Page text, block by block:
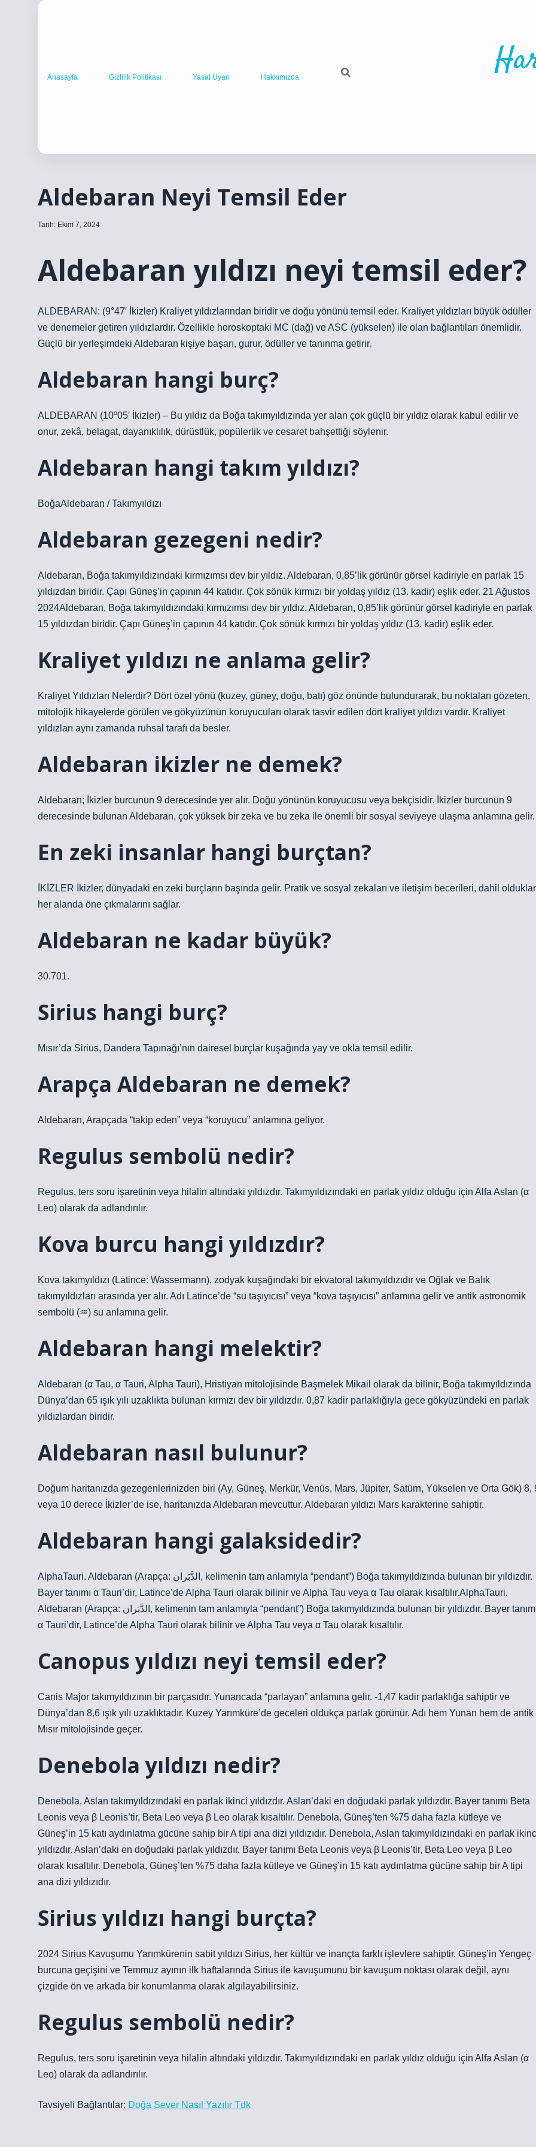
Anasayfa Gizlilik Politikası Yasal Uyarı Hakkımızda
Aldebaran Neyi Temsil Eder
Tarih: Ekim 7, 2024
Aldebaran yıldızı neyi temsil eder?
ALDEBARAN: (9°47′ İkizler) Kraliyet yıldızlarından biridir ve doğu yönünü temsil eder. Kraliyet yıldızları büyük ödüller
ve denemeler getiren yıldızlardır. Özellikle horoskoptaki MC (dağ) ve ASC (yükselen) ile olan bağlantıları önemlidir.
Güçlü bir yerleşimdeki Aldebaran kişiye başarı, gurur, ödüller ve tanınma getirir.
Aldebaran hangi burç?
ALDEBARAN (10º05′ İkizler) – Bu yıldız da Boğa takımyıldızında yer alan çok güçlü bir yıldız olarak kabul edilir ve
onur, zekâ, belagat, dayanıklılık, dürüstlük, popülerlik ve cesaret bahşettiği söylenir.
Aldebaran hangi takım yıldızı?
BoğaAldebaran / Takımyıldızı
Aldebaran gezegeni nedir?
Aldebaran, Boğa takımyıldızındaki kırmızımsı dev bir yıldız. Aldebaran, 0,85’lik görünür görsel kadiriyle en parlak 15
yıldızdan biridir. Çapı Güneş’in çapının 44 katıdır. Çok sönük kırmızı bir yoldaş yıldız (13. kadir) eşlik eder. 21 Ağustos
2024Aldebaran, Boğa takımyıldızındaki kırmızımsı dev bir yıldız. Aldebaran, 0,85’lik görünür görsel kadiriyle en parlak
15 yıldızdan biridir. Çapı Güneş’in çapının 44 katıdır. Çok sönük kırmızı bir yoldaş yıldız (13. kadir) eşlik eder.
Kraliyet yıldızı ne anlama gelir?
Kraliyet Yıldızları Nelerdir? Dört özel yönü (kuzey, güney, doğu, batı) göz önünde bulundurarak, bu noktaları gözeten,
mitolojik hikayelerde görülen ve gökyüzünün koruyucuları olarak tasvir edilen dört kraliyet yıldızı vardır. Kraliyet
yıldızları aynı zamanda ruhsal tarafı da besler.
Aldebaran ikizler ne demek?
Aldebaran; İkizler burcunun 9 derecesinde yer alır. Doğu yönünün koruyucusu veya bekçisidir. İkizler burcunun 9
derecesinde bulunan Aldebaran, çok yüksek bir zeka ve bu zeka ile önemli bir sosyal seviyeye ulaşma anlamına gelir.
En zeki insanlar hangi burçtan?
İKİZLER İkizler, dünyadaki en zeki burçların başında gelir. Pratik ve sosyal zekaları ve iletişim becerileri, dahil
her alanda öne çıkmalarını sağlar.
Aldebaran ne kadar büyük?
30.701.
Sirius hangi burç?
Mısır’da Sirius, Dandera Tapınağı’nın dairesel burçlar kuşağında yay ve okla temsil edilir.
Arapça Aldebaran ne demek?
Aldebaran, Arapçada “takip eden” veya “koruyucu” anlamına geliyor.
Regulus sembolü nedir?
Regulus, ters soru işaretinin veya hilalin altındaki yıldızdır. Takımyıldızındaki en parlak yıldız olduğu için Alfa Aslan (α
Leo) olarak da adlandırılır.
Kova burcu hangi yıldızdır?
Kova takımyıldızı (Latince: Wassermann), zodyak kuşağındaki bir ekvatoral takımyıldızıdır ve Oğlak ve Balık
takımyıldızları arasında yer alır. Adı Latince’de “su taşıyıcısı” veya “kova taşıyıcısı” anlamına gelir ve antik astronomik
sembolü (♒︎) su anlamına gelir.
Aldebaran hangi melektir?
Aldebaran (α Tau, α Tauri, Alpha Tauri), Hristiyan mitolojisinde Başmelek Mikail olarak da bilinir, Boğa takımyıldızında
Dünya’dan 65 ışık yılı uzaklıkta bulunan kırmızı dev bir yıldızdır. 0,87 kadir parlaklığıyla gece gökyüzündeki en parlak
yıldızlardan biridir.
Aldebaran nasıl bulunur?
Doğum haritanızda gezegenlerinizden biri (Ay, Güneş, Merkür, Venüs, Mars, Jüpiter, Satürn, Yükselen ve Orta Gök) 8,
veya 10 derece İkizler’de ise, haritanızda Aldebaran mevcuttur. Aldebaran yıldızı Mars karakterine sahiptir.
Aldebaran hangi galaksidedir?
AlphaTauri. Aldebaran (Arapça: الدَّبَران, kelimenin tam anlamıyla “pendant”) Boğa takımyıldızında bulunan bir yıldızdır.
Bayer tanımı α Tauri’dir, Latince’de Alpha Tauri olarak bilinir ve Alpha Tau veya α Tau olarak kısaltılır.AlphaTauri.
Aldebaran (Arapça: الدَّبَران, kelimenin tam anlamıyla “pendant”) Boğa takımyıldızında bulunan bir yıldızdır. Bayer tanımı
α Tauri’dir, Latince’de Alpha Tauri olarak bilinir ve Alpha Tau veya α Tau olarak kısaltılır.
Canopus yıldızı neyi temsil eder?
Canis Major takımyıldızının bir parçasıdır. Yunancada “parlayan” anlamına gelir. -1,47 kadir parlaklığa sahiptir ve
Dünya’dan 8,6 ışık yılı uzaklıktadır. Kuzey Yarımküre’de geceleri oldukça parlak görünür. Adı hem Yunan hem de antik
Mısır mitolojisinde geçer.
Denebola yıldızı nedir?
Denebola, Aslan takımyıldızındaki en parlak ikinci yıldızdır. Aslan’daki en doğudaki parlak yıldızdır. Bayer tanımı Beta
Leonis veya β Leonis’tir, Beta Leo veya β Leo olarak kısaltılır. Denebola, Güneş’ten %75 daha fazla kütleye ve
Güneş’in 15 katı aydınlatma gücüne sahip bir A tipi ana dizi yıldızıdır. Denebola, Aslan takımyıldızındaki en parlak
yıldızdır. Aslan’daki en doğudaki parlak yıldızdır. Bayer tanımı Beta Leonis veya β Leonis’tir, Beta Leo veya β Leo
olarak kısaltılır. Denebola, Güneş’ten %75 daha fazla kütleye ve Güneş’in 15 katı aydınlatma gücüne sahip bir A tipi
ana dizi yıldızıdır.
Sirius yıldızı hangi burçta?
2024 Sirius Kavuşumu Yarımkürenin sabit yıldızı Sirius, her kültür ve inançta farklı işlevlere sahiptir. Güneş’in Yengeç
burcuna geçişini ve Temmuz ayının ilk haftalarında Sirius ile kavuşumunu bir kavuşum noktası olarak değil, aynı
çizgide ön ve arkada bir konumlanma olarak algılayabilirsiniz.
Regulus sembolü nedir?
Regulus, ters soru işaretinin veya hilalin altındaki yıldızdır. Takımyıldızındaki en parlak yıldız olduğu için Alfa Aslan (α
Leo) olarak da adlandırılır.
Tavsiyeli Bağlantılar: Doğa Sever Nasıl Yazılır Tdk